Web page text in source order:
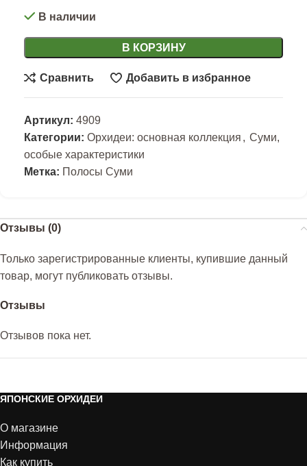
В наличии
В КОРЗИНУ
Сравнить Добавить в избранное
Артикул: 4909
Категории: Орхидеи: основная коллекция , Суми,
особые характеристики
Метка: Полосы Суми
Отзывы (0)
Отзывы
Отзывов пока нет.
Только зарегистрированные клиенты, купившие данный
товар, могут публиковать отзывы.
ЯПОНСКИЕ ОРХИДЕИ
О магазине
Информация
Как купить